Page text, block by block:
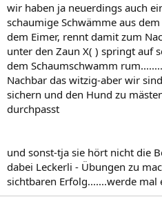
wir haben ja neuerdings auch
schaumige Schwämme aus
dem Eimer, rennt damit zum
unter den Zaun X( ) springt auf
dem Schaumschwamm
Nachbar das witzig-aber wir
sichern und den Hund zu
durchpasst
und sonst-tja sie hört nicht die
dabei Leckerli - Übungen zu
sichtbaren Erfolg.......werde mal